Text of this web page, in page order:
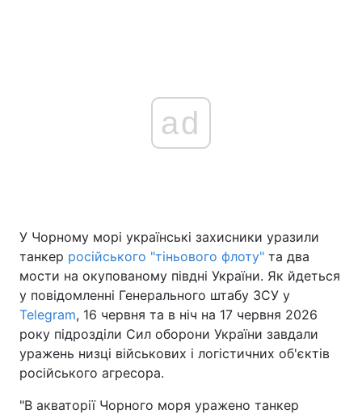
ad
У Чорному морі українські захисники уразили
танкер російського "тіньового флоту" та два
мости на окупованому півдні України. Як йдеться
у повідомленні Генерального штабу ЗСУ у
Telegram, 16 червня та в ніч на 17 червня 2026
року підрозділи Сил оборони України завдали
уражень низці військових і логістичних об'єктів
російського агресора.
"В акваторії Чорного моря уражено танкер